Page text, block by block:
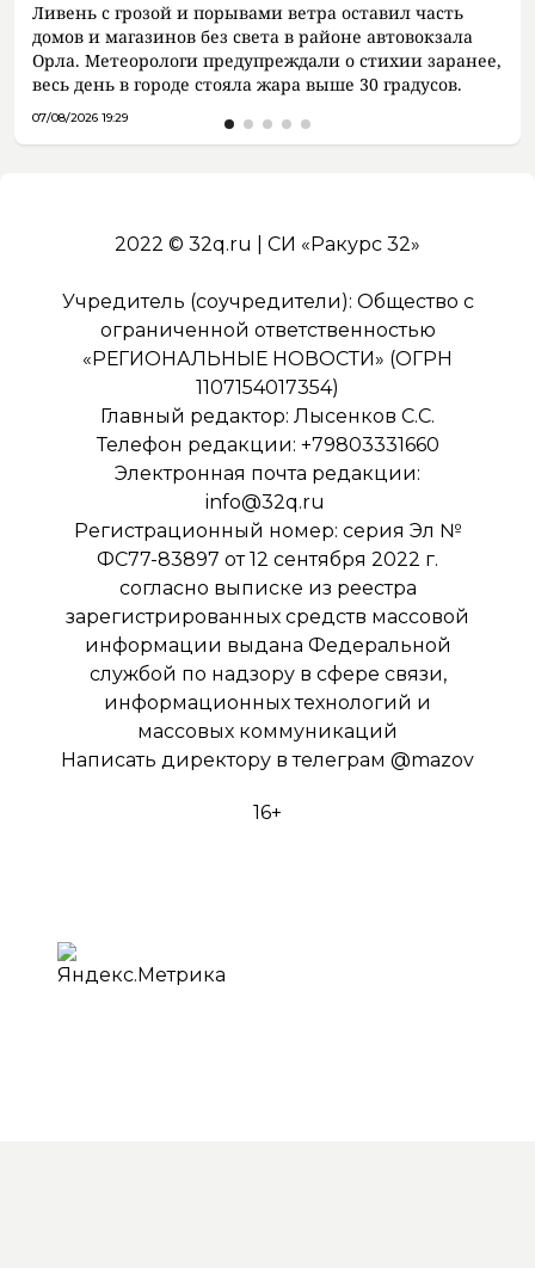
Ливень с грозой и порывами ветра оставил часть
домов и магазинов без света в районе автовокзала
Орла. Метеорологи предупреждали о стихии заранее,
весь день в городе стояла жара выше 30 градусов.
07/08/2026 19:29
2022 © 32q.ru | СИ «Ракурс 32»
Учредитель (соучредители): Общество с
ограниченной ответственностью
«РЕГИОНАЛЬНЫЕ НОВОСТИ» (ОГРН
1107154017354)
Главный редактор: Лысенков С.С.
Телефон редакции: +79803331660
Электронная почта редакции:
info@32q.ru
Регистрационный номер: серия Эл №
ФС77-83897 от 12 сентября 2022 г.
согласно выписке из реестра
зарегистрированных средств массовой
информации выдана Федеральной
службой по надзору в сфере связи,
информационных технологий и
массовых коммуникаций
Написать директору в телеграм @mazov
16+